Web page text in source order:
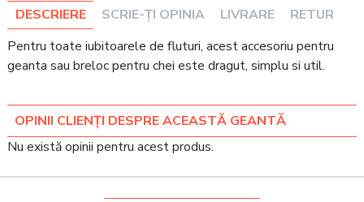
DESCRIERE SCRIE-ȚI OPINIA LIVRARE
RETUR
Pentru toate iubitoarele de fluturi, acest accesoriu pentru
geanta sau breloc pentru chei este dragut, simplu si util.
OPINII CLIENȚI DESPRE ACEASTĂ GEANTĂ
Nu există opinii pentru acest produs.